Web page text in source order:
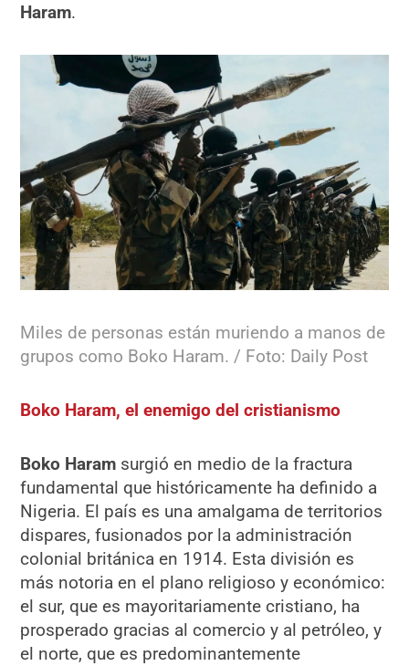
Haram.
Miles de personas están muriendo a manos de
grupos como Boko Haram. / Foto: Daily Post
Boko Haram, el enemigo del cristianismo
Boko Haram surgió en medio de la fractura
fundamental que históricamente ha definido a
Nigeria. El país es una amalgama de territorios
dispares, fusionados por la administración
colonial británica en 1914. Esta división es
más notoria en el plano religioso y económico:
el sur, que es mayoritariamente cristiano, ha
prosperado gracias al comercio y al petróleo, y
el norte, que es predominantemente